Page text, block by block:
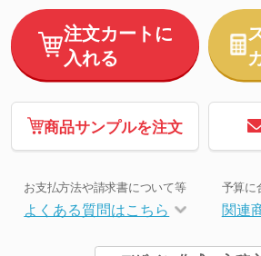
注文カートに
入れる
商品サンプルを注文
お支払方法や請求書について等
よくある質問はこちら
予算に
関連